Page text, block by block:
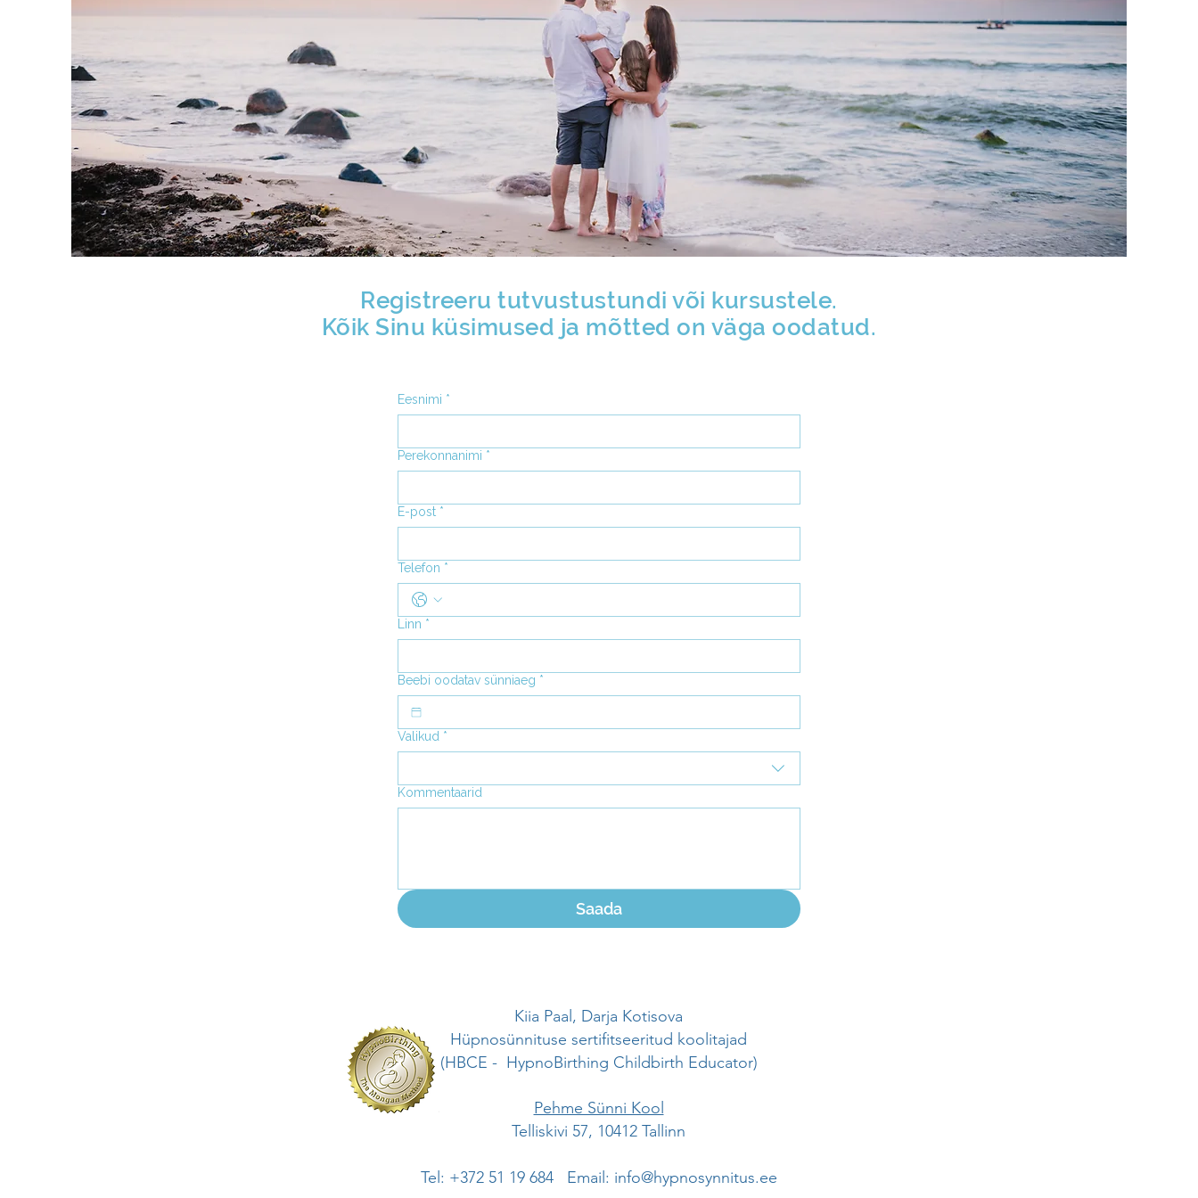
Registreeru tutvustustundi või kursustele.
Kõik Sinu küsimused ja mõtted on väga oodatud.
Eesnimi *
Perekonnanimi *
E-post *
Telefon *
Linn *
Beebi oodatav sünniaeg *
Valikud *
Kommentaarid
Saada
Kiia Paal, Darja Kotisova
Hüpnosünnituse sertifitseeritud koolitajad
(HBCE - HypnoBirthing Childbirth Educator)
Pehme Sünni Kool
Telliskivi 57, 10412 Tallinn
Tel: +372 51 19 684 Email: info@hypnosynnitus.ee